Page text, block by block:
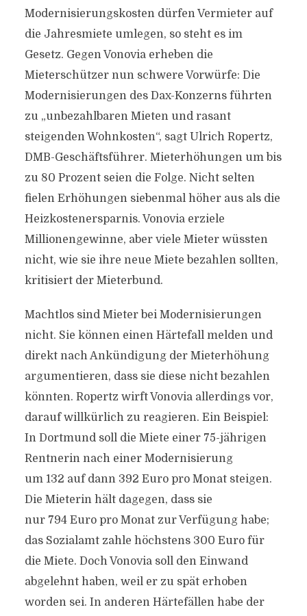
Modernisierungskosten dürfen Vermieter auf
die Jahresmiete umlegen, so steht es im
Gesetz. Gegen Vonovia erheben die
Mieterschützer nun schwere Vorwürfe: Die
Modernisierungen des Dax-Konzerns führten
zu „unbezahlbaren Mieten und rasant
steigenden Wohnkosten“, sagt Ulrich Ropertz,
DMB-Geschäftsführer. Mieterhöhungen um bis
zu 80 Prozent seien die Folge. Nicht selten
fielen Erhöhungen siebenmal höher aus als die
Heizkostenersparnis. Vonovia erziele
Millionengewinne, aber viele Mieter wüssten
nicht, wie sie ihre neue Miete bezahlen sollten,
kritisiert der Mieterbund.
Machtlos sind Mieter bei Modernisierungen
nicht. Sie können einen Härtefall melden und
direkt nach Ankündigung der Mieterhöhung
argumentieren, dass sie diese nicht bezahlen
könnten. Ropertz wirft Vonovia allerdings vor,
darauf willkürlich zu reagieren. Ein Beispiel:
In Dortmund soll die Miete einer 75-jährigen
Rentnerin nach einer Modernisierung
um 132 auf dann 392 Euro pro Monat steigen.
Die Mieterin hält dagegen, dass sie
nur 794Euro pro Monat zur Verfügung habe;
das Sozialamt zahle höchstens 300 Euro für
die Miete. Doch Vonovia soll den Einwand
abgelehnt haben, weil er zu spät erhoben
worden sei. In anderen Härtefällen habe der